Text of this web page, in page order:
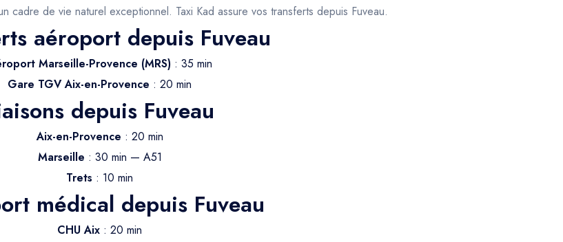
cadre de vie naturel exceptionnel. Taxi Kad assure vos transferts depuis Fuveau.
aéroport depuis Fuveau
Marseille-Provence (MRS): 35 min
Gare TGV Aix-en-Provence : 20 min
depuis Fuveau
Aix-en-Provence : 20 min
Marseille : 30 min — A51
Trets : 10 min
médical depuis Fuveau
CHU Aix : 20 min